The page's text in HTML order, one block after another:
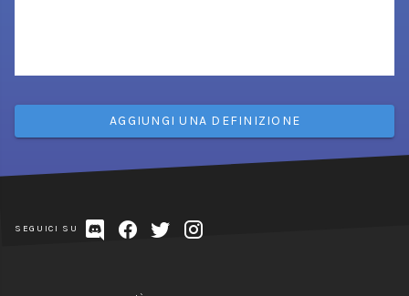
AGGIUNGI UNA DEFINIZIONE
SEGUICI SU